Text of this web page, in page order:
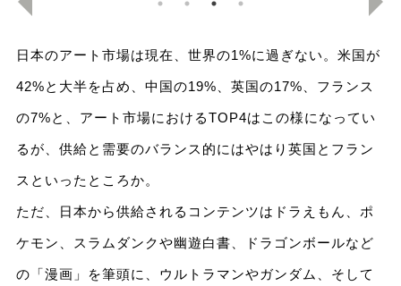
日本のアート市場は現在、世界の1%に過ぎない。米国が
42%と大半を占め、中国の19%、英国の17%、フランス
の7%と、アート市場におけるTOP4はこの様になってい
るが、供給と需要のバランス的にはやはり英国とフラン
スといったところか。
ただ、日本から供給されるコンテンツはドラえもん、ポ
ケモン、スラムダンクや幽遊白書、ドラゴンボールなど
の「漫画」を筆頭に、ウルトラマンやガンダム、そして